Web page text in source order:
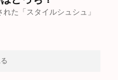
た「スタイルシュシュ」